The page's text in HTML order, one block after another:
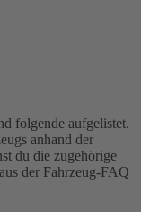
folgende aufgelistet.
anhand der
du die zugehörige
der Fahrzeug-FAQ